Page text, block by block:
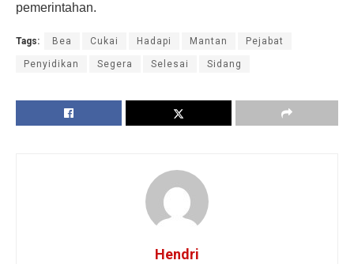
pemerintahan.
Tags: Bea Cukai Hadapi Mantan Pejabat
Penyidikan Segera Selesai Sidang
Hendri